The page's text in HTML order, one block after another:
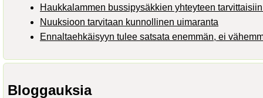
Haukkalammen bussipysäkkien yhteyteen
Nuuksioon tarvitaan kunnollinen uimaranta
Ennaltaehkäisyyn tulee satsata enemmän, ei
Bloggauksia